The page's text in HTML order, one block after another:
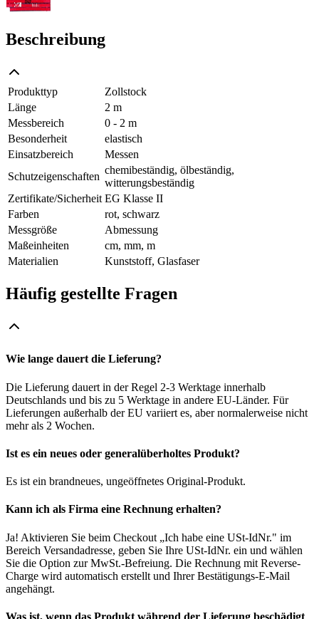
Beschreibung
Produkttyp
Zollstock
Länge
2 m
Messbereich
0 - 2 m
Besonderheit
elastisch
Einsatzbereich
Messen
Schutzeigenschaften
chemibeständig, ölbeständig,
witterungsbeständig
Zertifikate/Sicherheit EG Klasse II
Farben
rot, schwarz
Messgröße
Abmessung
Maßeinheiten
cm, mm, m
Materialien
Kunststoff, Glasfaser
Häufig gestellte Fragen
Wie lange dauert die Lieferung?
Die Lieferung dauert in der Regel 2-3 Werktage innerhalb
Deutschlands und bis zu 5 Werktage in andere EU-Länder. Für
Lieferungen außerhalb der EU variiert es, aber normalerweise nicht
mehr als 2 Wochen.
Ist es ein neues oder generalüberholtes Produkt?
Es ist ein brandneues, ungeöffnetes Original-Produkt.
Kann ich als Firma eine Rechnung erhalten?
Ja! Aktivieren Sie beim Checkout „Ich habe eine USt-IdNr." im
Bereich Versandadresse, geben Sie Ihre USt-IdNr. ein und wählen
Sie die Option zur MwSt.-Befreiung. Die Rechnung mit Reverse-
Charge wird automatisch erstellt und Ihrer Bestätigungs-E-Mail
angehängt.
Was ist, wenn das Produkt während der Lieferung beschädigt